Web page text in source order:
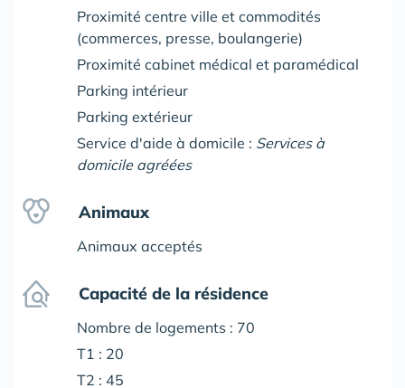
Proximité centre ville et commodités
(commerces, presse, boulangerie)
Proximité cabinet médical et paramédical
Parking intérieur
Parking extérieur
Service d'aide à domicile : Services à
domicile agréées
Animaux
Animaux acceptés
Capacité de la résidence
Nombre de logements : 70
T1 : 20
T2 : 45